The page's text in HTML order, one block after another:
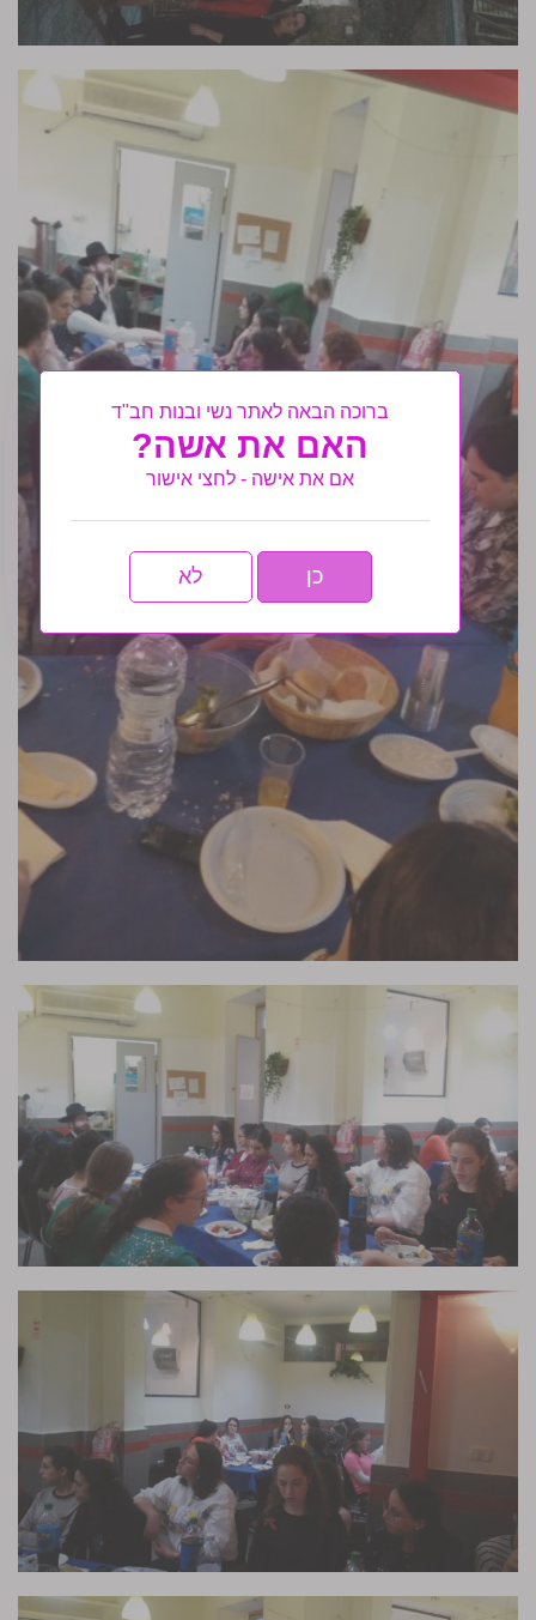
ברוכה הבאה לאתר נשי ובנות חב"ד
האם את אשה?
אם את אישה - לחצי אישור
כן לא